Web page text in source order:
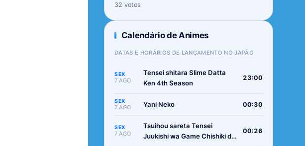
32 votos
Calendário de Animes
DATAS E HORÁRIOS DE LANÇAMENTO NO JAPÃO
SEX
7 AGO
Tensei shitara Slime Datta
Ken 4th Season
23:00
SEX
7 AGO Yani Neko 00:30
SEX
7 AGO
Tsuihou sareta Tensei
Juukishi wa Game Chishiki de
00:26